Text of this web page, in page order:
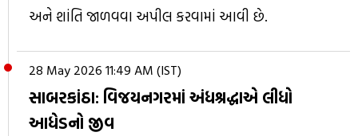
અને શાંતિ જાળવવા અપીલ કરવામાં આવી છે.
28 May 2026 11:49 AM (IST)
સાબરકાંઠા: વિજયનગરમાં અંધશ્રદ્ધાએ લીધો
આધેડનો જીવ